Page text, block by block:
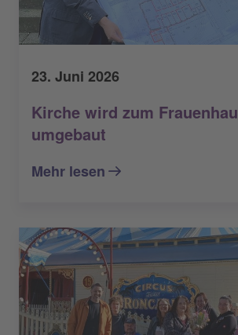
23. Juni 2026
Kirche wird zum
umgebaut
Mehr lesen